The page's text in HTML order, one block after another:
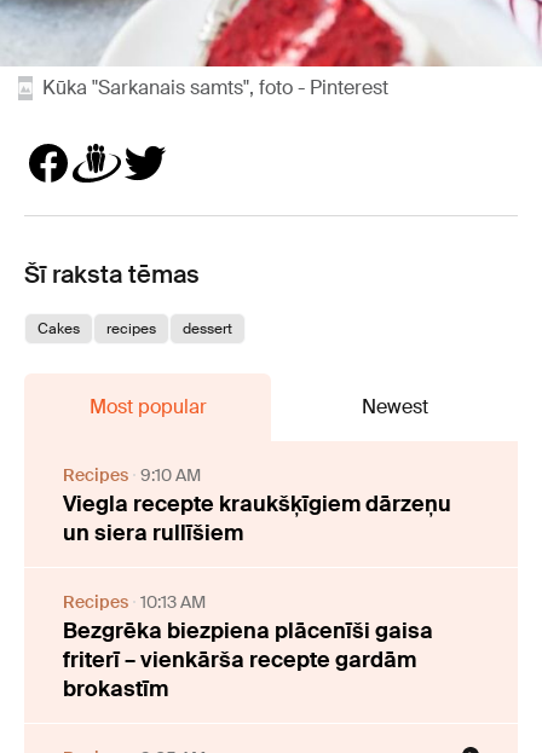
Kūka "Sarkanais samts", foto - Pinterest
Šī raksta tēmas
Cakes recipes dessert
Most popular Newest
Recipes 9:10 AM
Viegla recepte kraukšķīgiem dārzeņu
un siera rullīšiem
Recipes 10:13 AM
Bezgrēka biezpiena plācenīši gaisa
friterī – vienkārša recepte gardām
brokastīm